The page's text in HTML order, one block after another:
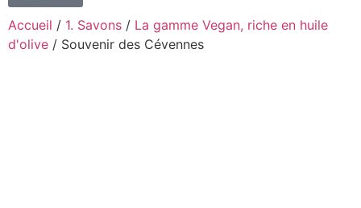
Accueil / 1. Savons / La gamme Vegan, riche en huile
d'olive / Souvenir des Cévennes